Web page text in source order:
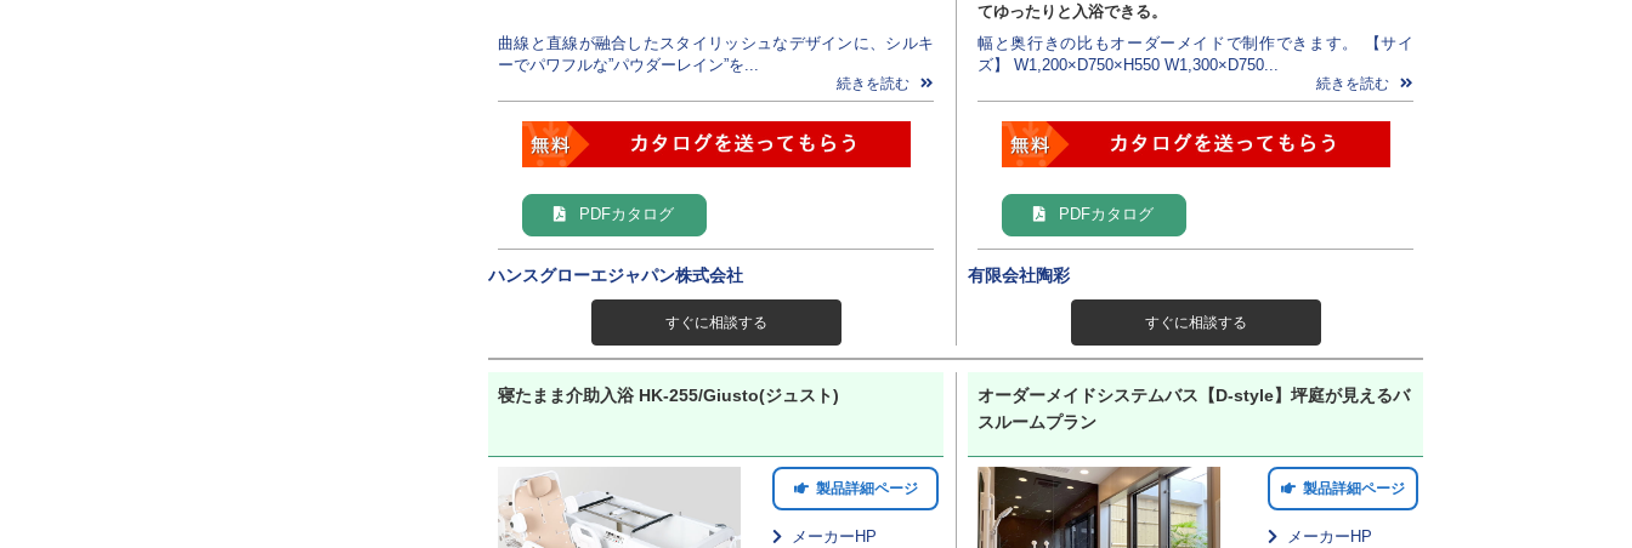
曲線と直線が融合したスタイリッシュなデザインに、シルキ
ーでパワフルな”パウダーレイン”を...
続きを読む
PDFカタログ
ハンスグローエジャパン株式会社
すぐに相談する
てゆったりと入浴できる。
幅と奥行きの比もオーダーメイドで制作できます。 【サイ
ズ】 W1,200×D750×H550 W1,300×D750...
続きを読む
PDFカタログ
有限会社陶彩
すぐに相談する
寝たまま介助入浴 HK-255/Giusto(ジュスト)
製品詳細ページ
メーカーHP
オーダーメイドシステムバス【D-style】坪庭が見えるバ
スルームプラン
製品詳細ページ
メーカーHP